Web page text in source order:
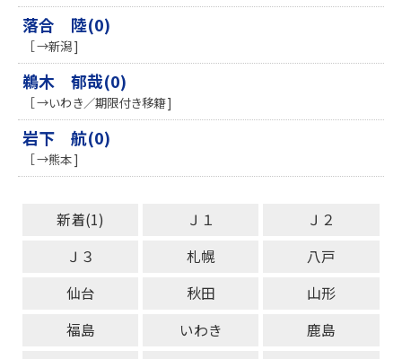
落合 陸(0)
［ →新潟 ]
鵜木 郁哉(0)
［ →いわき／期限付き移籍 ]
岩下 航(0)
［ →熊本 ]
新着(1) Ｊ１
Ｊ２
Ｊ３
札幌
八戸
仙台
秋田
山形
福島
いわき
鹿島